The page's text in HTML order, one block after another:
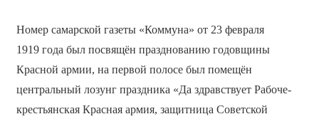
Номер самарской газеты «Коммуна» от 23 февраля
1919 года был посвящён празднованию годовщины
Красной армии, на первой полосе был помещён
центральный лозунг праздника «Да здравствует Рабоче-
крестьянская Красная армия, защитница Советской